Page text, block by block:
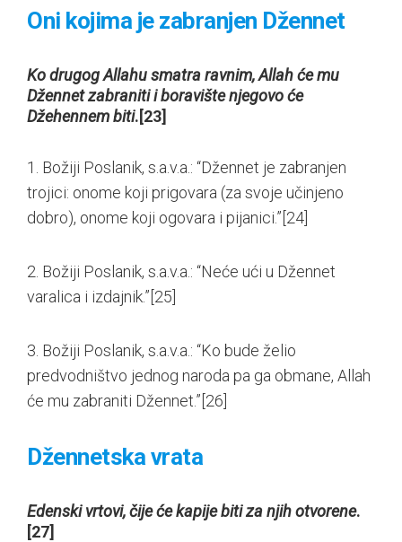
Oni kojima je zabranjen Džennet
Ko drugog Allahu smatra ravnim, Allah će mu
Džennet zabraniti i boravište njegovo će
Džehennem biti.[23]
1. Božiji Poslanik, s.a.v.a.: “Džennet je zabranjen
trojici: onome koji prigovara (za svoje učinjeno
dobro), onome koji ogovara i pijanici.”[24]
2. Božiji Poslanik, s.a.v.a.: “Neće ući u Džennet
varalica i izdajnik.”[25]
3. Božiji Poslanik, s.a.v.a.: “Ko bude želio
predvodništvo jednog naroda pa ga obmane, Allah
će mu zabraniti Džennet.”[26]
Džennetska vrata
Edenski vrtovi, čije će kapije biti za njih otvorene.
[27]